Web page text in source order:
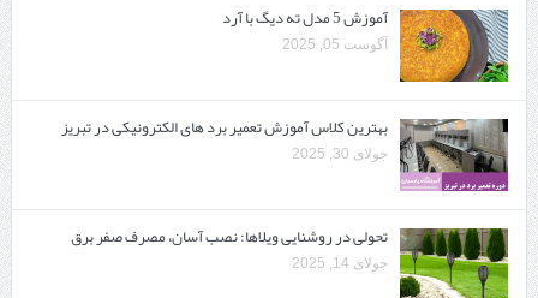
آموزش 5 مدل ته دیگ با آرد
آگوست 05, 2025
بهترین کلاس آموزش تعمیر برد های الکترونیکی در تبریز
جولای 30, 2025
تحولی در روشنایی ویلاها: نصب آسان، مصرف صفر برق
جولای 14, 2025